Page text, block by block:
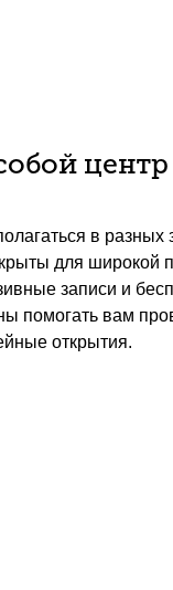
центр
в разных
для широкой
записи и
помогать вам
открытия.